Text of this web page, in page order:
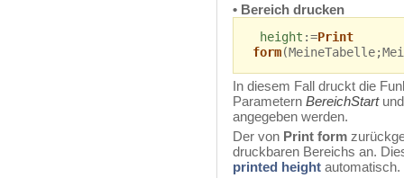
• Bereich drucken
height :=Print
form
In diesem Fall druckt die
Parametern BereichStart
angegeben werden.
Der von Print form
druckbaren Bereichs an.
printed height automatisch.